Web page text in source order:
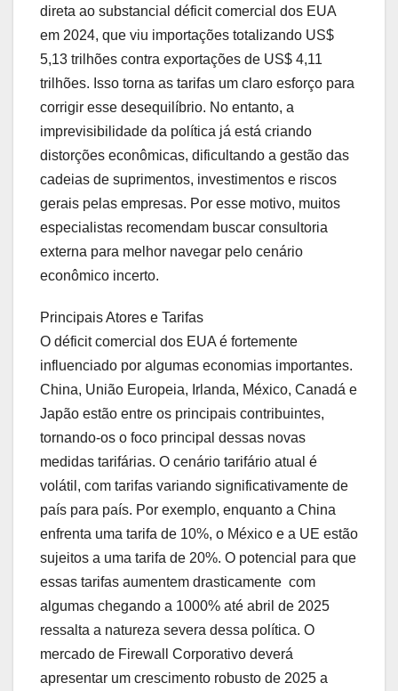
direta ao substancial déficit comercial dos EUA
em 2024, que viu importações totalizando US$
5,13 trilhões contra exportações de US$ 4,11
trilhões. Isso torna as tarifas um claro esforço para
corrigir esse desequilíbrio. No entanto, a
imprevisibilidade da política já está criando
distorções econômicas, dificultando a gestão das
cadeias de suprimentos, investimentos e riscos
gerais pelas empresas. Por esse motivo, muitos
especialistas recomendam buscar consultoria
externa para melhor navegar pelo cenário
econômico incerto.
Principais Atores e Tarifas
O déficit comercial dos EUA é fortemente
influenciado por algumas economias importantes.
China, União Europeia, Irlanda, México, Canadá e
Japão estão entre os principais contribuintes,
tornando-os o foco principal dessas novas
medidas tarifárias. O cenário tarifário atual é
volátil, com tarifas variando significativamente de
país para país. Por exemplo, enquanto a China
enfrenta uma tarifa de 10%, o México e a UE estão
sujeitos a uma tarifa de 20%. O potencial para que
essas tarifas aumentem drasticamente  com
algumas chegando a 1000% até abril de 2025 
ressalta a natureza severa dessa política. O
mercado de Firewall Corporativo deverá
apresentar um crescimento robusto de 2025 a